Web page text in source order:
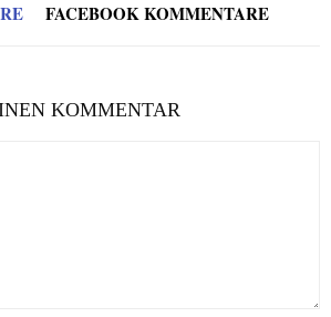
FACEBOOK KOMMENTARE
KOMMENTAR